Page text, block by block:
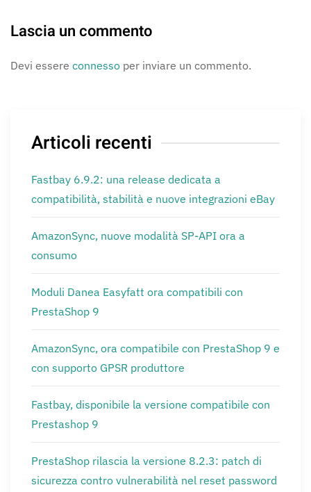
Lascia un commento
Devi essere connesso per inviare un commento.
Articoli recenti
Fastbay 6.9.2: una release dedicata a
compatibilità, stabilità e nuove integrazioni eBay
AmazonSync, nuove modalità SP-API ora a
consumo
Moduli Danea Easyfatt ora compatibili con
PrestaShop 9
AmazonSync, ora compatibile con PrestaShop 9 e
con supporto GPSR produttore
Fastbay, disponibile la versione compatibile con
Prestashop 9
PrestaShop rilascia la versione 8.2.3: patch di
sicurezza contro vulnerabilità nel reset password